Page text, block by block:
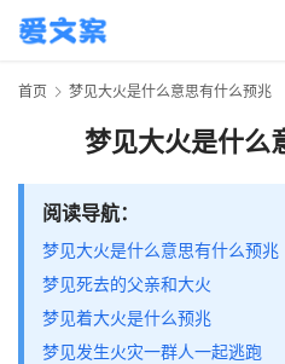
首页 梦见大火是什么意思有什么预兆
梦见大火是什么
阅读导航：
梦见大火是什么意思有什么预兆
梦见死去的父亲和大火
梦见着大火是什么预兆
梦见发生火灾一群人一起逃跑